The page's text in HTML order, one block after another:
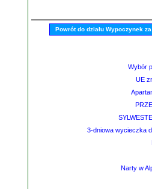
Powrót do działu Wypoczynek
Wybór
UE
3-dniowa wycieczka
Narty w